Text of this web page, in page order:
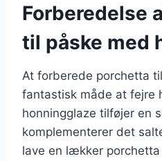
Forberedelse
til påske med
At forberede porchetta
fantastisk måde at fejre
honningglaze tilføjer en
komplementerer det
lave en lækker